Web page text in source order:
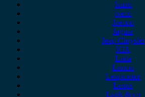
Isuzu
iveco
Jaecoo
Jaguar
Jeep Chrysler
KIA
Lada
Lancia
Leapmotor
Lexus
Lynk & co